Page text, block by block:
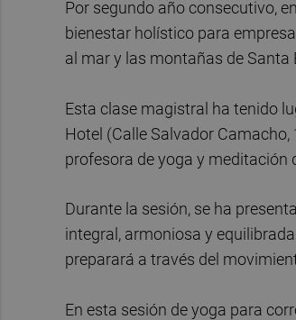
Por segundo año consecutivo,
bienestar holístico para
al mar y las montañas de Santa
Esta clase magistral ha tenido
Hotel (Calle Salvador
profesora de yoga y meditación
Durante la sesión, se ha
integral, armoniosa y
preparará a través del
En esta sesión de yoga para